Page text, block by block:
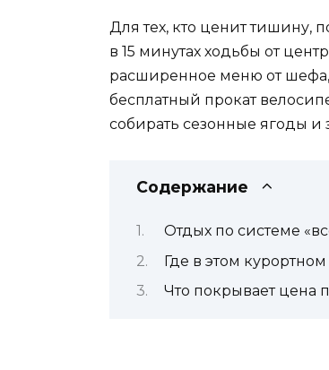
Для тех, кто ценит тишину,
в 15 минутах ходьбы от
расширенное меню от
бесплатный прокат
собирать сезонные ягоды и
Содержание
Отдых по системе
Где в этом
Что покрывает цена